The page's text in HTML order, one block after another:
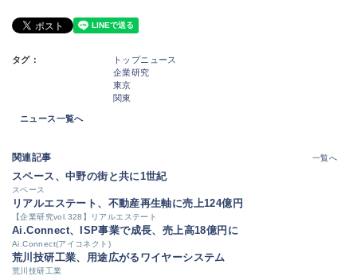
タグ：
トップニュース
企業研究
東京
関東
ニュース一覧へ
関連記事 一覧へ
スペース、中野の街と共に1世紀
スペース
リアルエステート、不動産再生軸に売上124億円
【企業研究vol.328】リアルエステート
Ai.Connect、ISP事業で成長、売上高18億円に
Ai.Connect(アイコネクト)
荒川技研工業、用途広がるワイヤーシステム
荒川技研工業